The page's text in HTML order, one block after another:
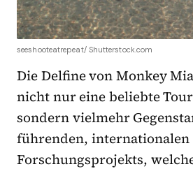
seeshooteatrepeat/ Shutterstock.com
Die Delfine von Monkey
nicht nur eine beliebte
sondern vielmehr
führenden, internationalen
Forschungsprojekts,